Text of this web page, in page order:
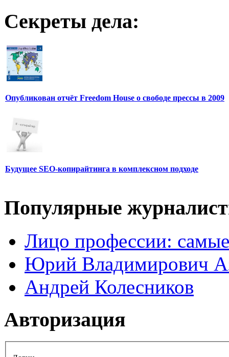
Секреты дела:
Опубликован отчёт Freedom House о свободе прессы в 2009
Будущее SEO-копирайтинга в комплексном подходе
Популярные
Лицо профессии:
Юрий Владимирович
Андрей Колесников
Авторизация